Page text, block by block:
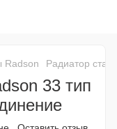
Radson Радиатор
33 тип